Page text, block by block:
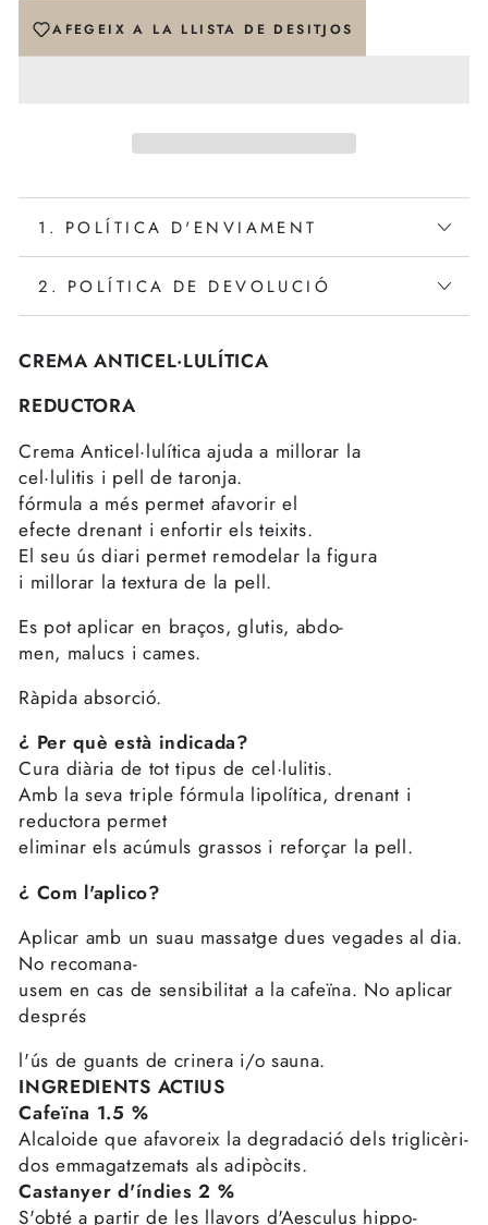
AFEGEIX A LA LLISTA DE DESITJOS
1. POLÍTICA D'ENVIAMENT
2. POLÍTICA DE DEVOLUCIÓ
CREMA ANTICEL·LULÍTICA
REDUCTORA
Crema Anticel·lulítica ajuda a millorar la
cel·lulitis i pell de taronja.
fórmula a més permet afavorir el
efecte drenant i enfortir els teixits.
El seu ús diari permet remodelar la figura
i millorar la textura de la pell.
Es pot aplicar en braços, glutis, abdo-
men, malucs i cames.
Ràpida absorció.
¿ Per què està indicada?
Cura diària de tot tipus de cel·lulitis.
Amb la seva triple fórmula lipolítica, drenant i
reductora permet
eliminar els acúmuls grassos i reforçar la pell.
¿ Com l'aplico?
Aplicar amb un suau massatge dues vegades al dia.
No recomana-
usem en cas de sensibilitat a la cafeïna. No aplicar
després
l'ús de guants de crinera i/o sauna.
INGREDIENTS ACTIUS
Cafeïna 1.5 %
Alcaloide que afavoreix la degradació dels triglicèri-
dos emmagatzemats als adipòcits.
Castanyer d'índies 2 %
S'obté a partir de les llavors d'Aesculus hippo-